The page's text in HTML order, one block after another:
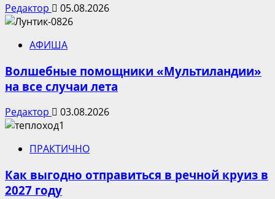
Редактор 05.08.2026
АФИША
Волшебные помощники «Мультиландии»
на все случаи лета
Редактор 03.08.2026
ПРАКТИЧНО
Как выгодно отправиться в речной круиз в
2027 году